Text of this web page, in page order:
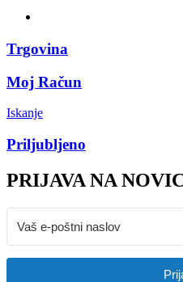
Trgovina
Moj Račun
Iskanje
Priljubljeno
PRIJAVA NA